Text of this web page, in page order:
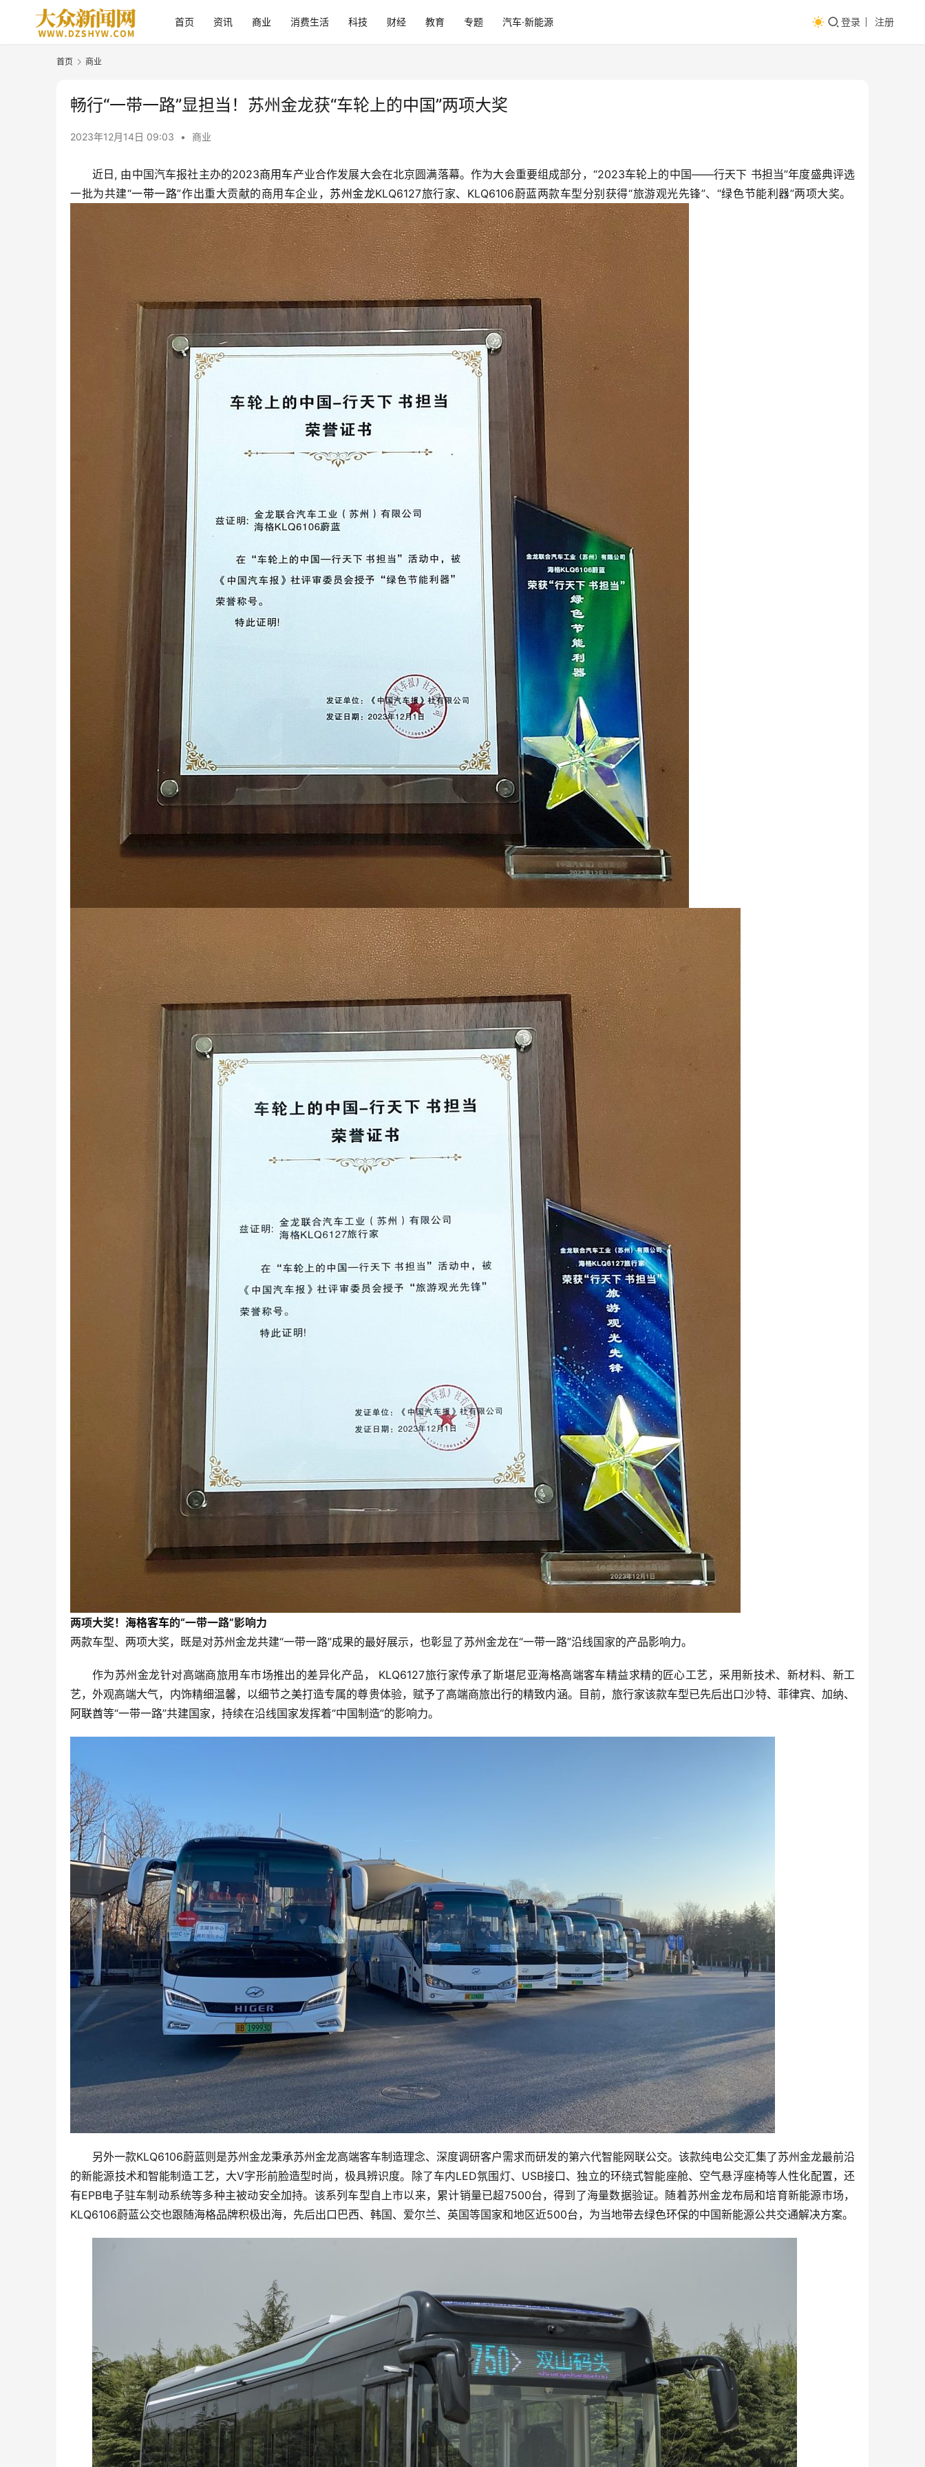
首页 资讯 商业 消费生活 科技 财经 教育 专题 汽车·新能源 登录 注册
首页 商业
畅行“一带一路”显担当！苏州金龙获“车轮上的中国”两项大奖
2023年12月14日 09:03 • 商业
近日, 由中国汽车报社主办的2023商用车产业合作发展大会在北京圆满落幕。作为大会重要组成部分，“2023车轮上的中国——行天下 书担当”年度盛典评选
一批为共建“一带一路”作出重大贡献的商用车企业， 苏州金龙KLQ6127旅行家、KLQ6106蔚蓝两款车型分别获得“旅游观光先锋”、“绿色节能利器”两项大奖。
两项大奖！ 海格客车的“一带一路”影响力
两款车型、两项大奖，既是对苏州金龙共建“一带一路”成果的最好展示，也彰显了苏州金龙在“一带一路”沿线国家的产品影响力。
作为苏州金龙针对高端商旅用车市场推出的差异化产品， KLQ6127旅行家传承了斯堪尼亚海格高端客车精益求精的匠心工艺，采用新技术、新材料、新工
艺，外观高端大气，内饰精细温馨，以细节之美打造专属的尊贵体验，赋予了高端商旅出行的精致内涵。目前，旅行家该款车型已先后出口沙特、菲律宾、加纳、
阿联酋等“一带一路”共建国家，持续在沿线国家发挥着“中国制造”的影响力。
另外一款KLQ6106蔚蓝则是苏州金龙秉承苏州金龙高端客车制造理念、深度调研客户需求而研发的第六代智能网联公交。该款纯电公交汇集了苏州金龙最前沿
的新能源技术和智能制造工艺，大V字形前脸造型时尚，极具辨识度。除了车内LED氛围灯、USB接口、独立的环绕式智能座舱、空气悬浮座椅等人性化配置，还
有EPB电子驻车制动系统等多种主被动安全加持。该系列车型自上市以来，累计销量已超7500台，得到了海量数据验证。随着苏州金龙布局和培育新能源市场，
KLQ6106蔚蓝公交也跟随海格品牌积极出海，先后出口巴西、韩国、爱尔兰、英国等国家和地区近500台，为当地带去绿色环保的中国新能源公共交通解决方案。